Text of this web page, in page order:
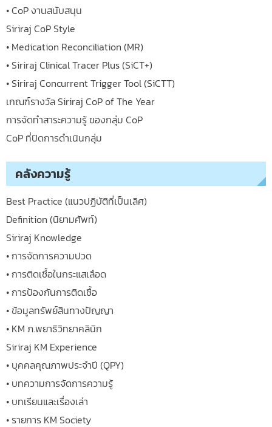
• CoP งานสนับสนุน
Siriraj CoP Style
• Medication Reconciliation (MR)
• Siriraj Clinical Tracer Plus (SiCT+)
• Siriraj Concurrent Trigger Tool (SiCTT)
เกณฑ์รางวัล Siriraj CoP of The Year
การจัดทำสาระความรู้ ของกลุ่ม CoP
CoP ที่ปิดการดำเนินกลุ่ม
คลังความรู้
Best Practice (แนวปฏิบัติที่เป็นเลิศ)
Definition (นิยามศัพท์)
Siriraj Knowledge
• การจัดการความปวด
• การติดเชื้อในกระแสเลือด
• การป้องกันการติดเชื้อ
• ข้อมูลทรัพย์สินทางปัญญา
• KM ภ.พยาธิวิทยาคลินิก
Siriraj KM Experience
• บุคคลคุณภาพประจำปี (QPY)
• บทความการจัดการความรู้
• บทเรียนและเรื่องเล่า
• รายการ KM Society